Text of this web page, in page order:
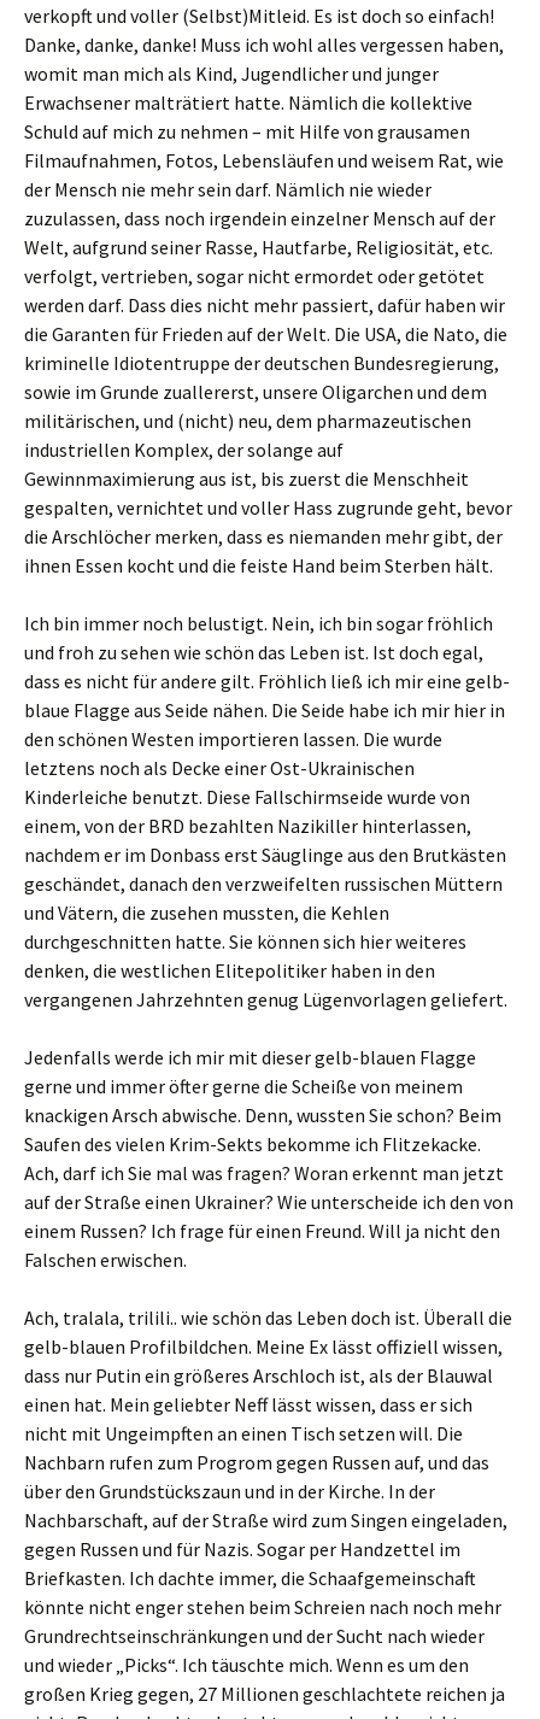
verkopft und voller (Selbst)Mitleid. Es ist doch so einfach!
Danke, danke, danke! Muss ich wohl alles vergessen haben,
womit man mich als Kind, Jugendlicher und junger
Erwachsener malträtiert hatte. Nämlich die kollektive
Schuld auf mich zu nehmen – mit Hilfe von grausamen
Filmaufnahmen, Fotos, Lebensläufen und weisem Rat, wie
der Mensch nie mehr sein darf. Nämlich nie wieder
zuzulassen, dass noch irgendein einzelner Mensch auf der
Welt, aufgrund seiner Rasse, Hautfarbe, Religiosität, etc.
verfolgt, vertrieben, sogar nicht ermordet oder getötet
werden darf. Dass dies nicht mehr passiert, dafür haben wir
die Garanten für Frieden auf der Welt. Die USA, die Nato, die
kriminelle Idiotentruppe der deutschen Bundesregierung,
sowie im Grunde zuallererst, unsere Oligarchen und dem
militärischen, und (nicht) neu, dem pharmazeutischen
industriellen Komplex, der solange auf
Gewinnmaximierung aus ist, bis zuerst die Menschheit
gespalten, vernichtet und voller Hass zugrunde geht, bevor
die Arschlöcher merken, dass es niemanden mehr gibt, der
ihnen Essen kocht und die feiste Hand beim Sterben hält.
Ich bin immer noch belustigt. Nein, ich bin sogar fröhlich
und froh zu sehen wie schön das Leben ist. Ist doch egal,
dass es nicht für andere gilt. Fröhlich ließ ich mir eine gelb-
blaue Flagge aus Seide nähen. Die Seide habe ich mir hier in
den schönen Westen importieren lassen. Die wurde
letztens noch als Decke einer Ost-Ukrainischen
Kinderleiche benutzt. Diese Fallschirmseide wurde von
einem, von der BRD bezahlten Nazikiller hinterlassen,
nachdem er im Donbass erst Säuglinge aus den Brutkästen
geschändet, danach den verzweifelten russischen Müttern
und Vätern, die zusehen mussten, die Kehlen
durchgeschnitten hatte. Sie können sich hier weiteres
denken, die westlichen Elitepolitiker haben in den
vergangenen Jahrzehnten genug Lügenvorlagen geliefert.
Jedenfalls werde ich mir mit dieser gelb-blauen Flagge
gerne und immer öfter gerne die Scheiße von meinem
knackigen Arsch abwische. Denn, wussten Sie schon? Beim
Saufen des vielen Krim-Sekts bekomme ich Flitzekacke.
Ach, darf ich Sie mal was fragen? Woran erkennt man jetzt
auf der Straße einen Ukrainer? Wie unterscheide ich den von
einem Russen? Ich frage für einen Freund. Will ja nicht den
Falschen erwischen.
Ach, tralala, trilili.. wie schön das Leben doch ist. Überall die
gelb-blauen Profilbildchen. Meine Ex lässt offiziell wissen,
dass nur Putin ein größeres Arschloch ist, als der Blauwal
einen hat. Mein geliebter Neff lässt wissen, dass er sich
nicht mit Ungeimpften an einen Tisch setzen will. Die
Nachbarn rufen zum Progrom gegen Russen auf, und das
über den Grundstückszaun und in der Kirche. In der
Nachbarschaft, auf der Straße wird zum Singen eingeladen,
gegen Russen und für Nazis. Sogar per Handzettel im
Briefkasten. Ich dachte immer, die Schaafgemeinschaft
könnte nicht enger stehen beim Schreien nach noch mehr
Grundrechtseinschränkungen und der Sucht nach wieder
und wieder „Picks“. Ich täuschte mich. Wenn es um den
großen Krieg gegen, 27 Millionen geschlachtete reichen ja